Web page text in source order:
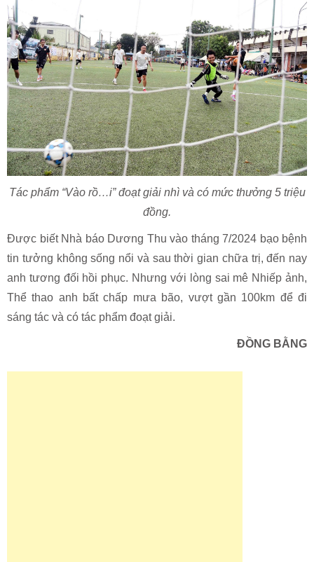
Tác phẩm “Vào rồ…i” đoạt giải nhì và có mức thưởng 5 triệu
đồng.
Được biết Nhà báo Dương Thu vào tháng 7/2024 bạo bệnh
tin tưởng không sống nổi và sau thời gian chữa trị, đến nay
anh tương đối hồi phục. Nhưng với lòng sai mê Nhiếp ảnh,
Thể thao anh bất chấp mưa bão, vượt gần 100km để đi
sáng tác và có tác phẩm đoạt giải.
ĐỒNG BẰNG